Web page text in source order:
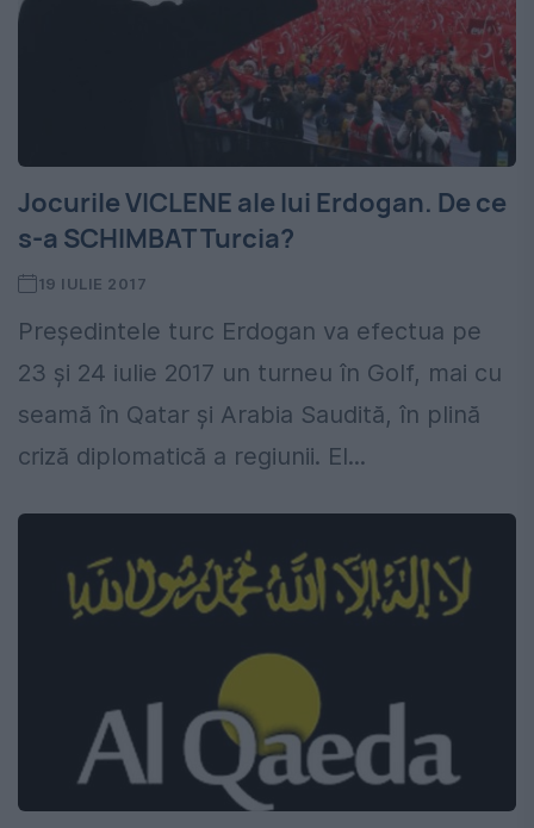
Jocurile VICLENE ale lui Erdogan. De ce
s-a SCHIMBAT Turcia?
19 IULIE 2017
Președintele turc Erdogan va efectua pe
23 și 24 iulie 2017 un turneu în Golf, mai cu
seamă în Qatar și Arabia Saudită, în plină
criză diplomatică a regiunii. El...